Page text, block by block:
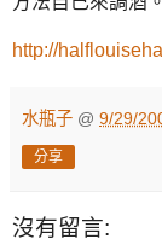
http://
水瓶子 @ 9/29/
分享
沒有留言: